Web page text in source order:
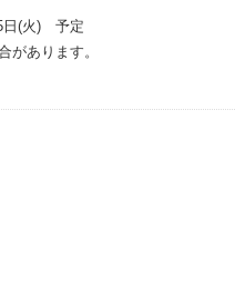
日(火) 予定
があります。